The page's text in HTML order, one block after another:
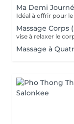
Ma Demi
Massage Corps
Massage à